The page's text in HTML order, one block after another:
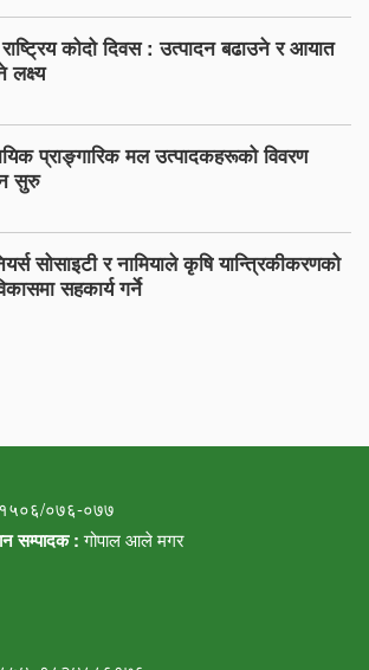
राष्ट्रिय कोदो दिवस : उत्पादन बढाउने र आयात
लक्ष्य
प्राङ्गारिक मल उत्पादकहरूको विवरण
सुरु
सोसाइटी र नामियाले कृषि यान्त्रिकीकरणको
सहकार्य गर्ने
१५०६/०७६-०७७
सम्पादक :गोपाल आले मगर